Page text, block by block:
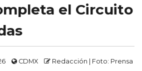
el Circuito
CDMX
Redacción | Foto: Prensa